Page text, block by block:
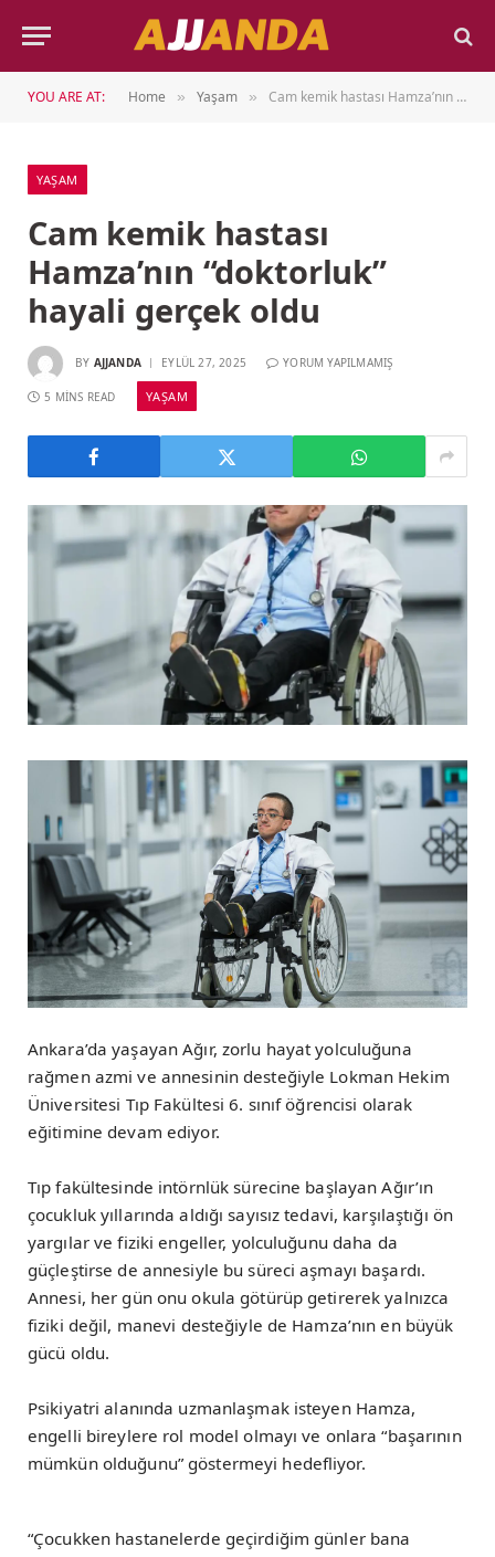
YOU ARE AT: Home » Yaşam » Cam kemik hastası Hamza’nın “doktorluk” hayali gerçek oldu
YAŞAM
Cam kemik hastası
Hamza’nın “doktorluk”
hayali gerçek oldu
BY AJJANDA EYLÜL 27, 2025 YORUM YAPILMAMIŞ
5 MINS READ YAŞAM
Ankara’da yaşayan Ağır, zorlu hayat yolculuğuna
rağmen azmi ve annesinin desteğiyle Lokman Hekim
Üniversitesi Tıp Fakültesi 6. sınıf öğrencisi olarak
eğitimine devam ediyor.
Tıp fakültesinde intörnlük sürecine başlayan Ağır’ın
çocukluk yıllarında aldığı sayısız tedavi, karşılaştığı ön
yargılar ve fiziki engeller, yolculuğunu daha da
güçleştirse de annesiyle bu süreci aşmayı başardı.
Annesi, her gün onu okula götürüp getirerek yalnızca
fiziki değil, manevi desteğiyle de Hamza’nın en büyük
gücü oldu.
Psikiyatri alanında uzmanlaşmak isteyen Hamza,
engelli bireylere rol model olmayı ve onlara “başarının
mümkün olduğunu” göstermeyi hedefliyor.
“Çocukken hastanelerde geçirdiğim günler bana